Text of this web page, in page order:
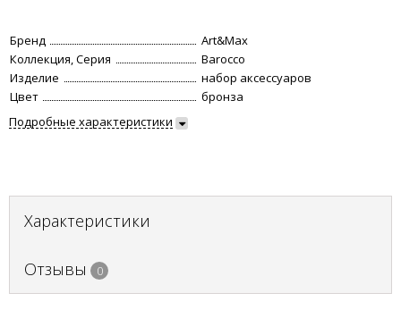
Бренд
Art&Max
Коллекция, Серия
Barocco
Изделие
набор аксессуаров
Цвет
бронза
Подробные характеристики
Характеристики
Отзывы 0